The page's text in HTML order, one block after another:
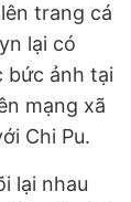
trang cá
lại có
bức ảnh tại
mạng xã
Chi Pu.
lại nhau